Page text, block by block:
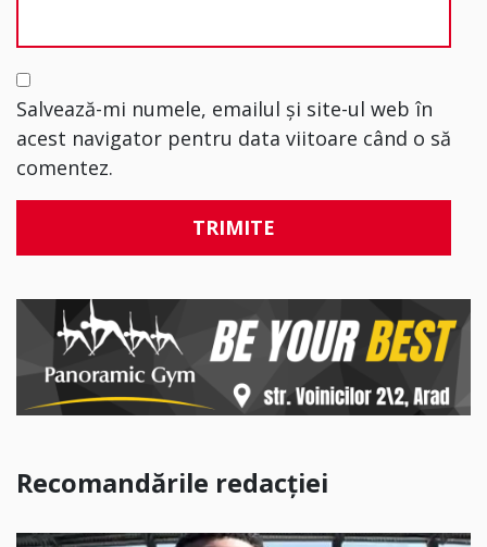
Salvează-mi numele, emailul și site-ul web în
acest navigator pentru data viitoare când o să
comentez.
Recomandările redacției